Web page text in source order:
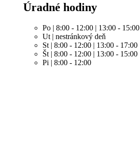
Úradné hodiny
Po | 8:00 - 12:00 | 13:00 - 15:00
Ut | nestránkový deň
St | 8:00 - 12:00 | 13:00 - 17:00
Št | 8:00 - 12:00 | 13:00 - 15:00
Pi | 8:00 - 12:00